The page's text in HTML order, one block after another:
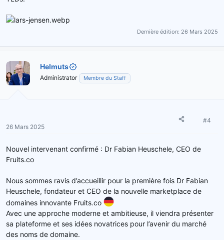
Dernière édition: 26 Mars 2025
Helmuts
Administrator Membre du Staff
26 Mars 2025
#4
Nouvel intervenant confirmé : Dr Fabian Heuschele, CEO de
Fruits.co
Nous sommes ravis d’accueillir pour la première fois Dr Fabian
Heuschele, fondateur et CEO de la nouvelle marketplace de
domaines innovante Fruits.co
Avec une approche moderne et ambitieuse, il viendra présenter
sa plateforme et ses idées novatrices pour l’avenir du marché
des noms de domaine.